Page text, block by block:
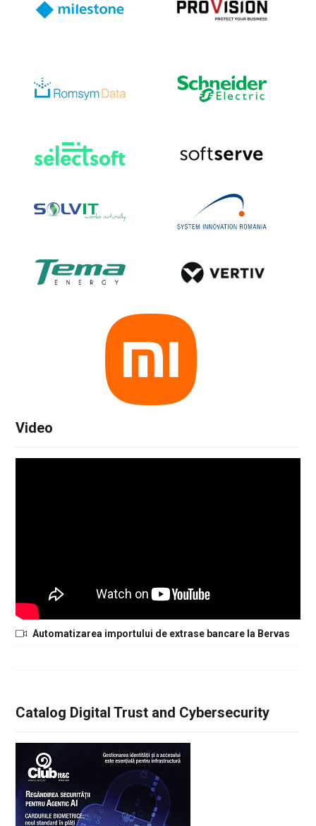
Video
Automatizarea importului de extrase bancare la Bervas
Catalog Digital Trust and Cybersecurity